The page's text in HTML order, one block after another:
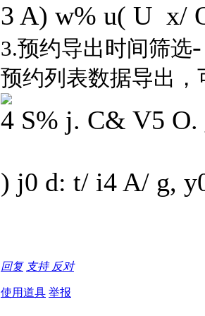
3 A) w% u( U x/
3.预约导出时间筛选
预约列表数据导出
4 S% j. C& V5 O.
) j0 d: t/ i4 A/ g,
回复 支持 反对
使用道具 举报